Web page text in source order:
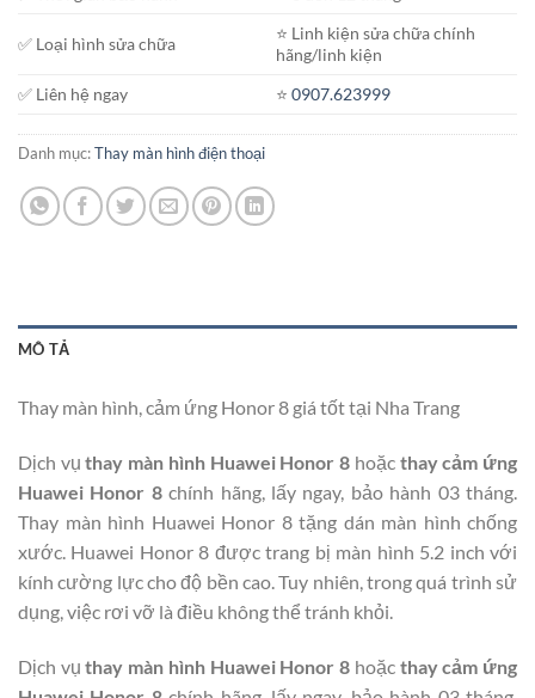
✅ Loại hình sửa chữa
⭐️ Linh kiện sửa chữa chính
hãng/linh kiện
✅ Liên hệ ngay
⭐️0907.623999
Danh mục:Thay màn hình điện thoại
MÔ TẢ
Thay màn hình, cảm ứng Honor 8 giá tốt tại Nha Trang
Dịch vụthay màn hình Huawei Honor 8 hoặc thay cảm ứng
Huawei Honor 8chính hãng, lấy ngay, bảo hành 03 tháng.
Thay màn hình Huawei Honor 8 tặng dán màn hình chống
xước. Huawei Honor 8 được trang bị màn hình 5.2 inch với
kính cường lực cho độ bền cao. Tuy nhiên, trong quá trình sử
dụng, việc rơi vỡ là điều không thể tránh khỏi.
Dịch vụthay màn hình Huawei Honor 8 hoặc thay cảm ứng